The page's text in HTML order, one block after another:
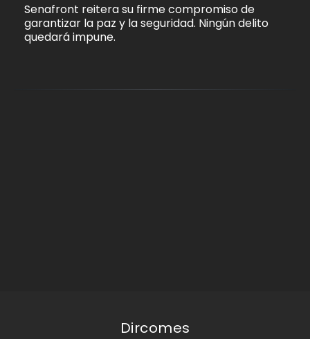
Senafront reitera su firme compromiso de
garantizar la paz y la seguridad. Ningún delito
quedará impune.
Dircomes